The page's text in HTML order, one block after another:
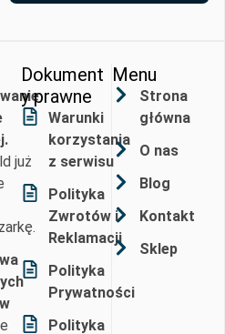
już
Dokument
y prawne
Warunki
korzystania
z serwisu
Polityka
Zwrotów i
Reklamacji
Polityka
Prywatności
Polityka
Menu
Strona
główna
O nas
Blog
Kontakt
Sklep